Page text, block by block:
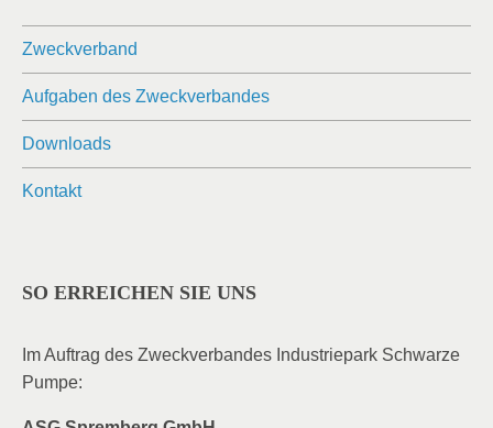
Zweckverband
Aufgaben des Zweckverbandes
Downloads
Kontakt
SO ERREICHEN SIE UNS
Im Auftrag des Zweckverbandes Industriepark Schwarze
Pumpe: